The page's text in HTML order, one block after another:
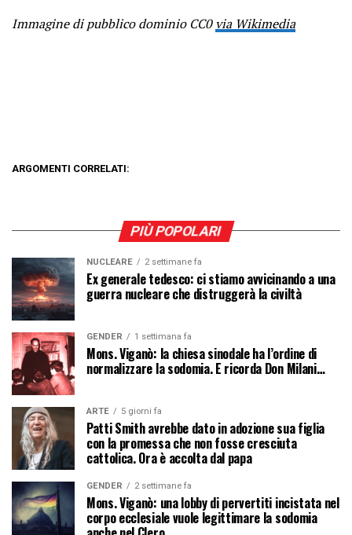
Immagine di pubblico dominio CC0via Wikimedia
ARGOMENTI CORRELATI:
PIÙ POPOLARI
NUCLEARE 2 settimane fa
Ex generale tedesco: ci stiamo avvicinando a una
guerra nucleare che distruggerà la civiltà
GENDER 1 settimana fa
Mons. Viganò: la chiesa sinodale ha l’ordine di
normalizzare la sodomia. E ricorda Don Milani…
ARTE 5 giorni fa
Patti Smith avrebbe dato in adozione sua figlia
con la promessa che non fosse cresciuta
cattolica. Ora è accolta dal papa
GENDER 2 settimane fa
Mons. Viganò: una lobby di pervertiti incistata nel
corpo ecclesiale vuole legittimare la sodomia